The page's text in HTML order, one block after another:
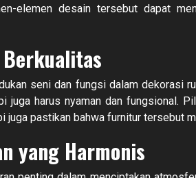
elemen desain tersebut dapat
seni dan fungsi dalam dekorasi
juga harus nyaman dan fungsional.
juga pastikan bahwa furnitur tersebut
yang Harmonis